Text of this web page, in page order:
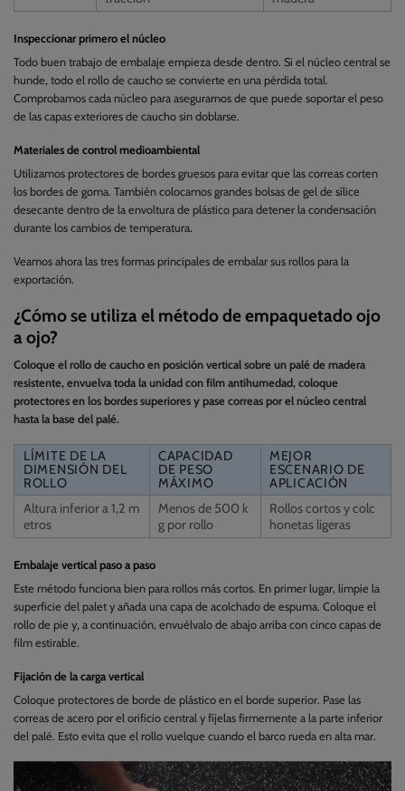
Inspeccionar primero el núcleo
Todo buen trabajo de embalaje empieza desde dentro. Si el núcleo central se
hunde, todo el rollo de caucho se convierte en una pérdida total.
Comprobamos cada núcleo para asegurarnos de que puede soportar el peso
de las capas exteriores de caucho sin doblarse.
Materiales de control medioambiental
Utilizamos protectores de bordes gruesos para evitar que las correas corten
los bordes de goma. También colocamos grandes bolsas de gel de sílice
desecante dentro de la envoltura de plástico para detener la condensación
durante los cambios de temperatura.
Veamos ahora las tres formas principales de embalar sus rollos para la
exportación.
¿Cómo se utiliza el método de empaquetado ojo
a ojo?
Coloque el rollo de caucho en posición vertical sobre un palé de madera
resistente, envuelva toda la unidad con film antihumedad, coloque
protectores en los bordes superiores y pase correas por el núcleo central
hasta la base del palé.
LÍMITE DE LA
DIMENSIÓN DEL
ROLLO
CAPACIDAD
DE PESO
MÁXIMO
MEJOR
ESCENARIO DE
APLICACIÓN
Altura inferior a 1,2 m
etros
Menos de 500 k
g por rollo
Rollos cortos y colc
honetas ligeras
Embalaje vertical paso a paso
Este método funciona bien para rollos más cortos. En primer lugar, limpie la
superficie del palet y añada una capa de acolchado de espuma. Coloque el
rollo de pie y, a continuación, envuélvalo de abajo arriba con cinco capas de
film estirable.
Fijación de la carga vertical
Coloque protectores de borde de plástico en el borde superior. Pase las
correas de acero por el orificio central y fíjelas firmemente a la parte inferior
del palé. Esto evita que el rollo vuelque cuando el barco rueda en alta mar.